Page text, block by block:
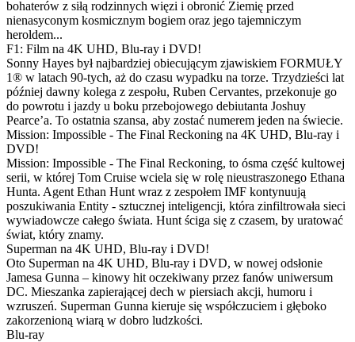
bohaterów z siłą rodzinnych więzi i obronić Ziemię przed
nienasyconym kosmicznym bogiem oraz jego tajemniczym
heroldem...
F1: Film na 4K UHD, Blu-ray i DVD!
Sonny Hayes był najbardziej obiecującym zjawiskiem FORMUŁY
1® w latach 90-tych, aż do czasu wypadku na torze. Trzydzieści lat
później dawny kolega z zespołu, Ruben Cervantes, przekonuje go
do powrotu i jazdy u boku przebojowego debiutanta Joshuy
Pearce’a. To ostatnia szansa, aby zostać numerem jeden na świecie.
Mission: Impossible - The Final Reckoning na 4K UHD, Blu-ray i
DVD!
Mission: Impossible - The Final Reckoning, to ósma część kultowej
serii, w której Tom Cruise wciela się w rolę nieustraszonego Ethana
Hunta. Agent Ethan Hunt wraz z zespołem IMF kontynuują
poszukiwania Entity - sztucznej inteligencji, która zinfiltrowała sieci
wywiadowcze całego świata. Hunt ściga się z czasem, by uratować
świat, który znamy.
Superman na 4K UHD, Blu-ray i DVD!
Oto Superman na 4K UHD, Blu-ray i DVD, w nowej odsłonie
Jamesa Gunna – kinowy hit oczekiwany przez fanów uniwersum
DC. Mieszanka zapierającej dech w piersiach akcji, humoru i
wzruszeń. Superman Gunna kieruje się współczuciem i głęboko
zakorzenioną wiarą w dobro ludzkości.
Blu-ray